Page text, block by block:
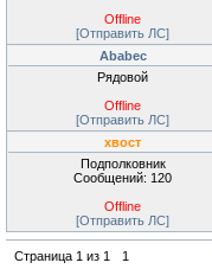
Offline
[Отправить ЛС]
Ababec
Рядовой
Offline
[Отправить ЛС]
хвост
Подполковник
Сообщений: 120
Offline
[Отправить ЛС]
Страница 1 из 1 1